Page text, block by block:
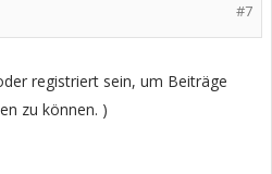
#7
registriert sein, um Beiträge
zu können. )